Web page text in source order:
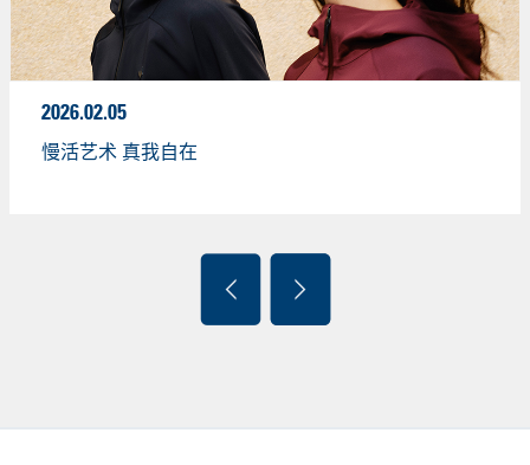
2026.02.05
慢活艺术 真我自在